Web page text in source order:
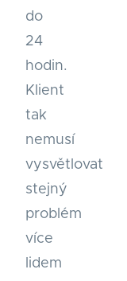
do
24
hodin.
Klient
tak
nemusí
vysvětlovat
stejný
problém
více
lidem